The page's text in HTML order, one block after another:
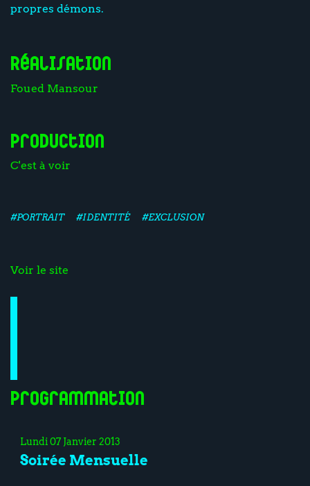
propres démons.
Réalisation
Foued Mansour
Production
C'est à voir
#PORTRAIT #IDENTITÉ #EXCLUSION
Voir le site
Programmation
Lundi 07 Janvier 2013
Soirée Mensuelle